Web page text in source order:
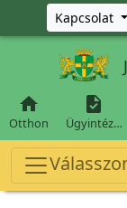
Ugrás a főKapcsolat

Otthon

Ügyintéz…